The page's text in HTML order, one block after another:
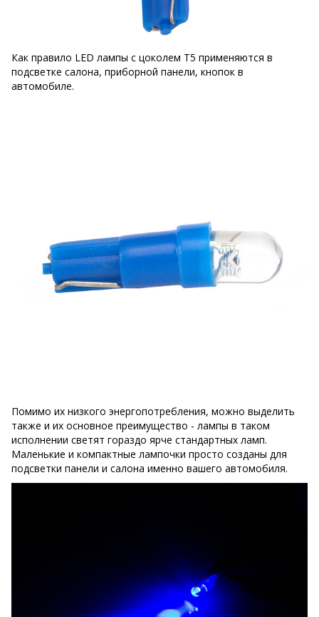
Как правило LED лампы с цоколем T5 применяются в
подсветке салона, приборной панели, кнопок в
автомобиле.
Помимо их низкого энергопотребления, можно выделить
также и их основное преимущество - лампы в таком
исполнении светят гораздо ярче стандартных ламп.
Маленькие и компактные лампочки просто созданы для
подсветки панели и салона именно вашего автомобиля.